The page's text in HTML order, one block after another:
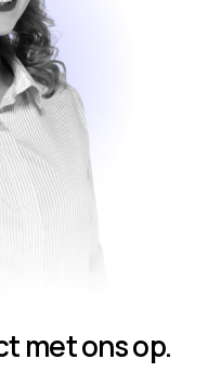
met ons op.